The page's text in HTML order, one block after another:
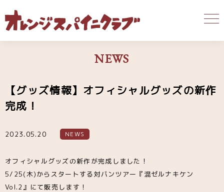
NEWS
【グッズ情報】オフィシャルグッズの新作
完成！
2023.05.20 NEWS
オフィシャルグッズの新作が完成しました！
5/25(木)からスタートする対バンツアー『混ゼルナキケン
Vol.2』にて販売します！